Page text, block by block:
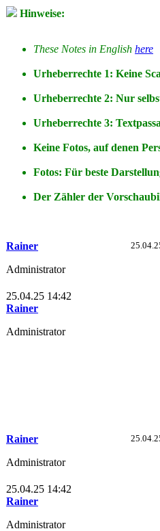
Hinweise:
These Notes in English here
Urheberrechte 1: Keine
Urheberrechte 2: Nur
Urheberrechte 3:
Keine Fotos, auf denen
Fotos: Für beste
Der Zähler der
Rainer
Administrator
25.04.25 14:42
Rainer
Administrator
Rainer
Administrator
25.04.25 14:42
Rainer
Administrator